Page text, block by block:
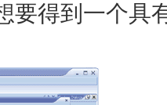
要得到一个